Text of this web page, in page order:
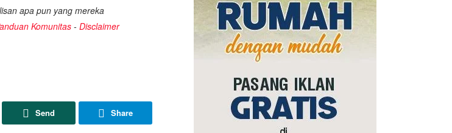
apa pun yang mereka
Komunitas- Disclaimer
Send Share